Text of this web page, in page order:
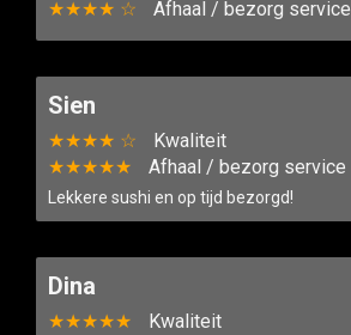
★★★★ ☆ Afhaal / bezorg service
Sien
★★★★ ☆
Kwaliteit
★★★★★
Afhaal / bezorg service
Lekkere sushi en op tijd bezorgd!
Dina
★★★★★
Kwaliteit